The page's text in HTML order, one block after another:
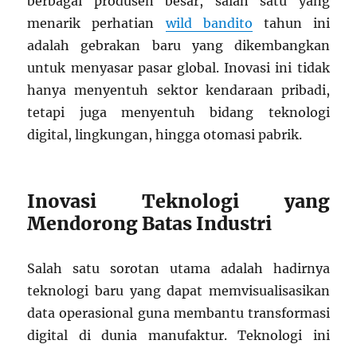
menarik perhatianwild bandito tahun ini
adalah gebrakan baru yang dikembangkan
untuk menyasar pasar global. Inovasi ini tidak
hanya menyentuh sektor kendaraan pribadi,
tetapi juga menyentuh bidang teknologi
digital, lingkungan, hingga otomasi pabrik.
Inovasi Teknologi yang
Mendorong Batas Industri
Salah satu sorotan utama adalah hadirnya
teknologi baru yang dapat memvisualisasikan
data operasional guna membantu transformasi
digital di dunia manufaktur. Teknologi ini